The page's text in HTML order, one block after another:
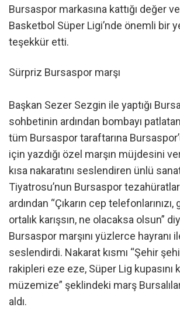
Bursaspor markasına kattığı değer
Basketbol Süper Ligi’nde önemli bir
teşekkür etti.
Sürpriz Bursaspor marşı
Başkan Sezer Sezgin ile yaptığı
sohbetinin ardından bombayı
tüm Bursaspor taraftarına
için yazdığı özel marşın müjdesini
kısa nakaratını seslendiren ünlü
Tiyatrosu’nun Bursaspor
ardından “Çıkarın cep
ortalık karışsın, ne olacaksa olsun”
Bursaspor marşını yüzlerce hayranı
seslendirdi. Nakarat kısmı “Şehir
rakipleri eze eze, Süper Lig kupasını
müzemize” şeklindeki marş
aldı.